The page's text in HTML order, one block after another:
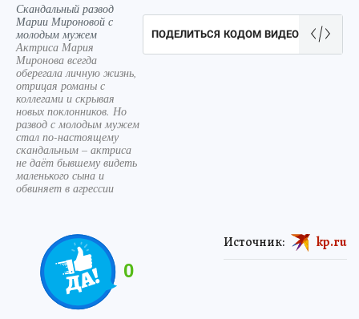
Скандальный развод
Марии Мироновой с
молодым мужем
Актриса Мария
Миронова всегда
оберегала личную жизнь,
отрицая романы с
коллегами и скрывая
новых поклонников. Но
развод с молодым мужем
стал по-настоящему
скандальным – актриса
не даёт бывшему видеть
маленького сына и
обвиняет в агрессии
ПОДЕЛИТЬСЯ КОДОМ ВИДЕО
0
Источник: kp.ru